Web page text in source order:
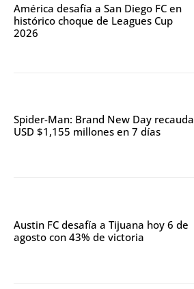
América desafía a San Diego FC en
histórico choque de Leagues Cup
2026
Spider-Man: Brand New Day recauda
USD $1,155 millones en 7 días
Austin FC desafía a Tijuana hoy 6 de
agosto con 43% de victoria